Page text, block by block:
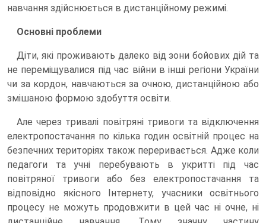
навчання здійснюється в дистанційному режимі.
Основні проблеми
Діти, які проживають далеко від зони бойових дій та
не переміщувалися під час війни в інші регіони України
чи за кордон, навчаються за очною, дистанційною або
змішаною формою здобуття освіти.
Але через тривалі повітряні тривоги та відключення
електропостачання по кілька годин освітній процес на
безпечних територіях також переривається. Адже коли
педагоги та учні перебувають в укритті під час
повітряної тривоги або без електропостачання та
відповідно якісного Інтернету, учасники освітнього
процесу не можуть продовжити в цей час ні очне, ні